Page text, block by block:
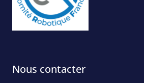
Nous contacter